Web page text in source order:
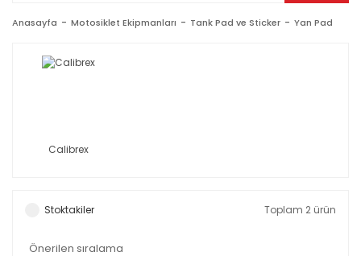
Anasayfa Motosiklet Ekipmanları Tank Pad ve Sticker Yan Pad
Calibrex
Stoktakiler Toplam 2 ürün